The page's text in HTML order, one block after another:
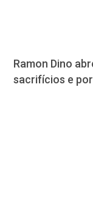
Ramon Dino
sacrifícios e